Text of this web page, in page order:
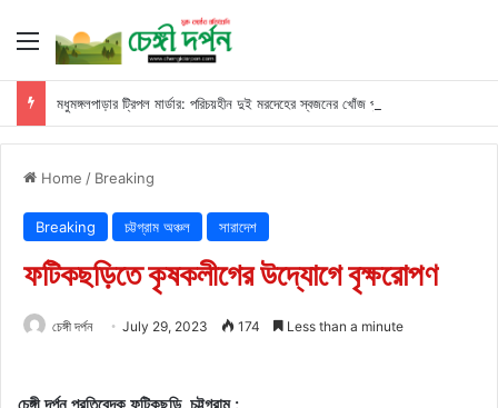
Menu
মধুমঙ্গলপাড়ার ট্রিপল মার্ডার: পরিচয়হীন দুই মরদেহের স্বজনের খোঁজ পুলিশের
Home / Breaking
Breaking চট্টগ্রাম অঞ্চল সারাদেশ
ফটিকছড়িতে কৃষকলীগের উদ্যোগে বৃক্ষরোপণ
চেঙ্গী দর্পন July 29, 2023 174 Less than a minute
চেঙ্গী দর্পন প্রতিবেদক,ফটিকছড়ি, চট্টগ্রাম :